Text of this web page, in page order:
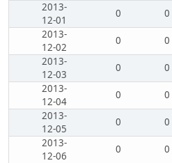
2013-
12-01
0 0
2013-
12-02
0 0
2013-
12-03
0 0
2013-
12-04
0 0
2013-
12-05
0 0
2013-
12-06
0 0